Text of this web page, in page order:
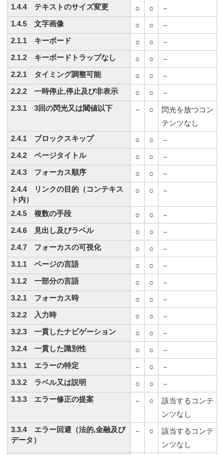
1.4.4 テキストのサイズ変更 ○ ○
－
1.4.5 文字画像
○ ○
－
2.1.1 キーボード
○ ○
－
2.1.2 キーボードトラップなし
○ ○
－
2.2.1 タイミング調整可能
○ ○
－
2.2.2 一時停止,停止及び非表示
○ ○
－
2.3.1 3回の閃光又は閾値以下
－ ○
閃光を放つコン
テンツなし
2.4.1 ブロックスキップ
○ ○
－
2.4.2 ページタイトル
○ ○
－
2.4.3 フォーカス順序
○ ○
－
2.4.4 リンクの目的（コンテキス
ト内）
○ ○ －
2.4.5 複数の手段 ○ ○
－
2.4.6 見出し及びラベル
○ ○
－
2.4.7 フォーカスの可視化
○ ○
－
3.1.1 ページの言語
○ ○
－
3.1.2 一部分の言語
○ ○
－
3.2.1 フォーカス時
○ ○
－
3.2.2 入力時
○ ○
－
3.2.3 一貫したナビゲーション
○ ○
－
3.2.4 一貫した識別性
○ ○
－
3.3.1 エラーの特定
－ ○
－
3.3.2 ラベル又は説明
○ ○
－
3.3.3 エラー修正の提案
－ ○
該当するコンテ
ンツなし
3.3.4 エラー回避（法的,金融及び
データ）
－ ○
該当するコンテ
ンツなし